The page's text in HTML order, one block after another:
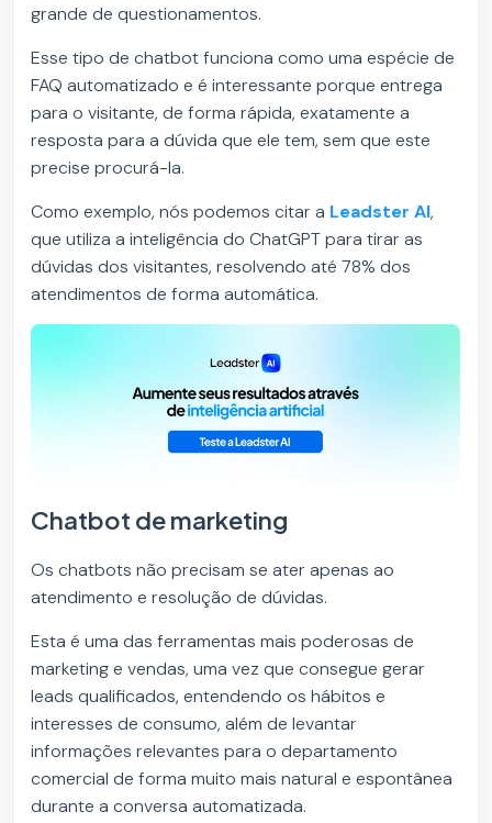
grande de questionamentos.
Esse tipo de chatbot funciona como uma espécie de
FAQ automatizado e é interessante porque entrega
para o visitante, de forma rápida, exatamente a
resposta para a dúvida que ele tem, sem que este
precise procurá-la.
Como exemplo, nós podemos citar a Leadster AI,
que utiliza a inteligência do ChatGPT para tirar as
dúvidas dos visitantes, resolvendo até 78% dos
atendimentos de forma automática.
Chatbot de marketing
Os chatbots não precisam se ater apenas ao
atendimento e resolução de dúvidas.
Esta é uma das ferramentas mais poderosas de
marketing e vendas, uma vez que consegue gerar
leads qualificados, entendendo os hábitos e
interesses de consumo, além de levantar
informações relevantes para o departamento
comercial de forma muito mais natural e espontânea
durante a conversa automatizada.